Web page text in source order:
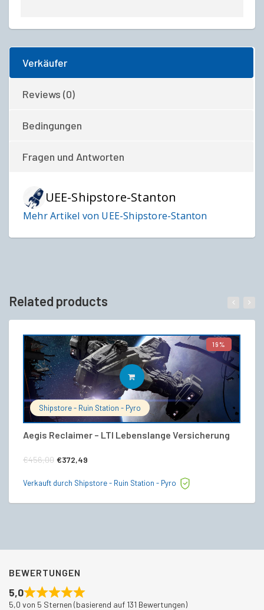
Verkäufer
Reviews (0)
Bedingungen
Fragen und Antworten
UEE-Shipstore-Stanton
Mehr Artikel von UEE-Shipstore-Stanton
Related products
19%
Shipstore - Ruin Station - Pyro
Aegis Reclaimer – LTI Lebenslange Versicherung
€456,00 Ursprünglicher
€372,49
IN DEN WARENKORB
Verkauft durch Shipstore - Ruin Station - Pyro
BEWERTUNGEN
5,0
5,0 von 5 Sternen (basierend auf 131 Bewertungen)